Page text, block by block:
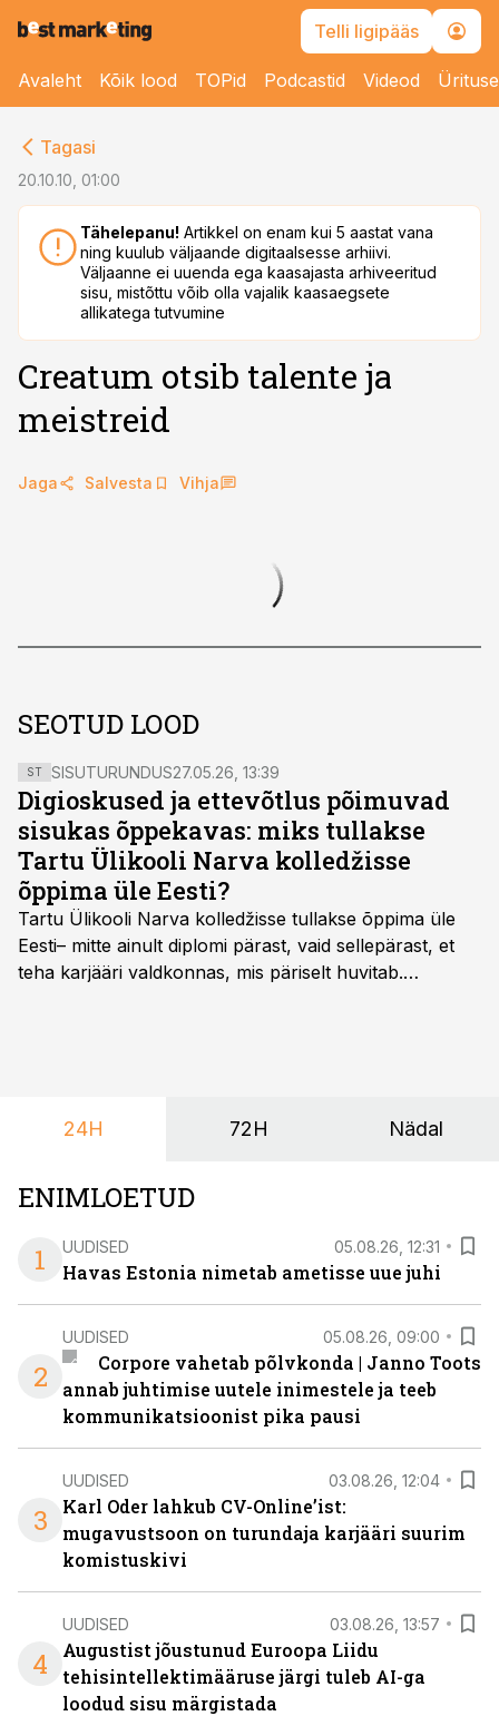
Telli ligipääs
Avaleht Kõik lood TOPid Podcastid Videod
Tagasi
20.10.10, 01:00
Tähelepanu! Artikkel on enam kui 5 aastat vana
ning kuulub väljaande digitaalsesse arhiivi.
Väljaanne ei uuenda ega kaasajasta arhiveeritud
sisu, mistõttu võib olla vajalik kaasaegsete
allikatega tutvumine
Creatum otsib talente ja
meistreid
Jaga Salvesta Vihja
SEOTUD LOOD
ST SISUTURUNDUS27.05.26, 13:39
Digioskused ja ettevõtlus põimuvad
sisukas õppekavas: miks tullakse
Tartu Ülikooli Narva kolledžisse
õppima üle Eesti?
Tartu Ülikooli Narva kolledžisse tullakse õppima üle
Eesti– mitte ainult diplomi pärast, vaid sellepärast, et
teha karjääri valdkonnas, mis päriselt huvitab.
24H 72H Nädal
ENIMLOETUD
1
UUDISED 05.08.26, 12:31
Havas Estonia nimetab ametisse uue juhi
2
UUDISED 05.08.26, 09:00
Corpore vahetab põlvkonda | Janno Toots
annab juhtimise uutele inimestele ja teeb
kommunikatsioonist pika pausi
3
UUDISED 03.08.26, 12:04
Karl Oder lahkub CV-Online’ist:
mugavustsoon on turundaja karjääri suurim
komistuskivi
4
UUDISED 03.08.26, 13:57
Augustist jõustunud Euroopa Liidu
tehisintellektimääruse järgi tuleb AI-ga
loodud sisu märgistada